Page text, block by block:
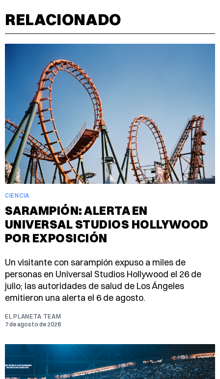
RELACIONADO
CIENCIA
SARAMPIÓN: ALERTA EN
UNIVERSAL STUDIOS HOLLYWOOD
POR EXPOSICIÓN
Un visitante con sarampión expuso a miles de
personas en Universal Studios Hollywood el 26 de
julio; las autoridades de salud de Los Ángeles
emitieron una alerta el 6 de agosto.
EL PLANETA TEAM
7 de agosto de 2026